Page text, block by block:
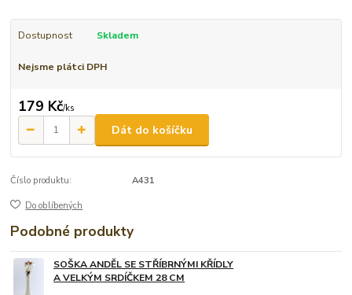
Dostupnost Skladem
Nejsme plátci DPH
179 Kč/ks
Dát do košíčku
Číslo produktu: A431
Do oblíbených
Podobné produkty
SOŠKA ANDĚL SE STŘÍBRNÝMI KŘÍDLY
A VELKÝM SRDÍČKEM 28 CM